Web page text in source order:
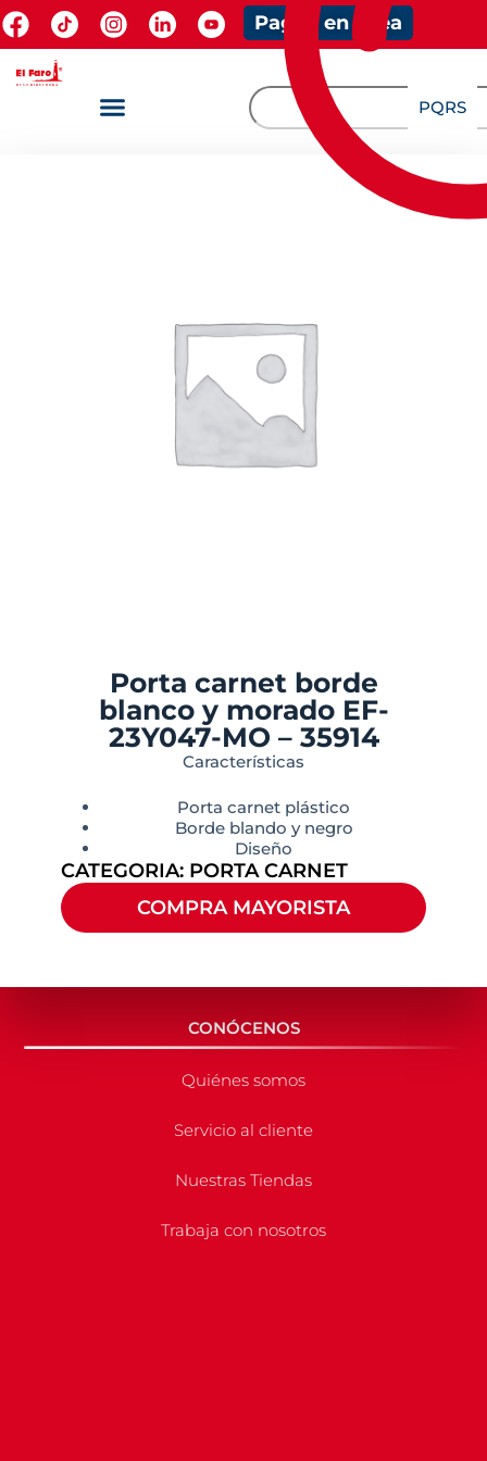
Pagos en línea
PQRS
Porta carnet borde
blanco y morado EF-
23Y047-MO – 35914
Características
Porta carnet plástico
Borde blando y negro
Diseño
CATEGORIA: PORTA CARNET
COMPRA MAYORISTA
CONÓCENOS
Quiénes somos
Servicio al cliente
Nuestras Tiendas
Trabaja con nosotros